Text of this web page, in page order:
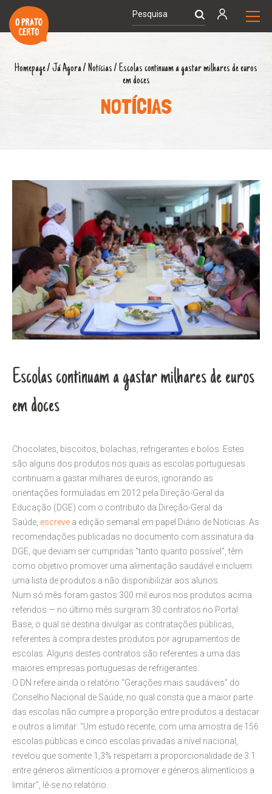
Homepage/ Já Agora/ Notícias/ Escolas continuam a gastar milhares de euros
em doces
NOTÍCIAS
Escolas continuam a gastar milhares de euros
em doces
Chocolates, biscoitos, bolachas, refrigerantes e bolos. Estes
são alguns dos produtos nos quais as escolas portuguesas
continuam a gastar milhares de euros, ignorando as
orientações formuladas em 2012 pela Direção-Geral da
Educação (DGE) com o contributo da Direção-Geral da
Saúde, escreve a edição semanal em papel Diário de Notícias. As
recomendações publicadas no documento com assinatura da
DGE, que deviam ser cumpridas “tanto quanto possível”, têm
como objetivo promover uma alimentação saudável e incluem
uma lista de produtos a não disponibilizar aos alunos.
Num só mês foram gastos 300 mil euros nos produtos acima
referidos — no último mês surgiram 30 contratos no Portal
Base, o qual se destina divulgar as contratações públicas,
referentes à compra destes produtos por agrupamentos de
escolas. Alguns destes contratos são referentes a uma das
maiores empresas portuguesas de refrigerantes.
O DN refere ainda o relatório “Gerações mais saudáveis” do
Conselho Nacional de Saúde, no qual consta que a maior parte
das escolas não cumpre a proporção entre produtos a destacar
e outros a limitar: “Um estudo recente, com uma amostra de 156
escolas públicas e cinco escolas privadas a nível nacional,
revelou que somente 1,3% respeitam a proporcionalidade de 3:1
entre géneros alimentícios a promover e géneros alimentícios a
limitar”, lê-se no relatório.